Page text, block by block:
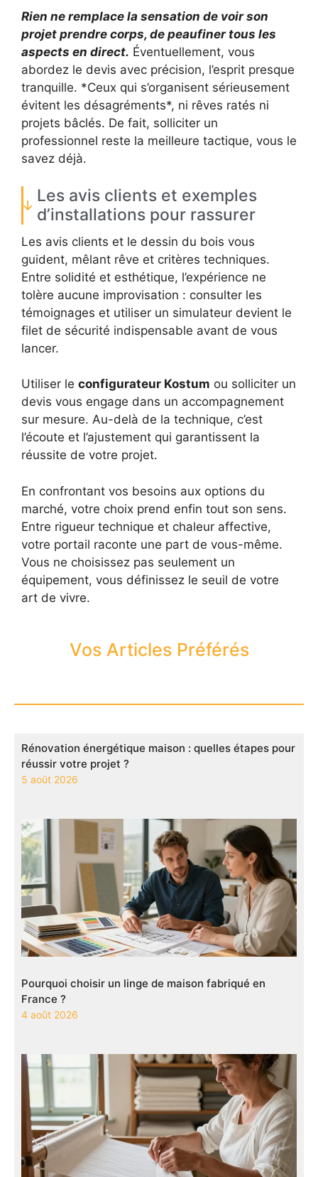
Rien ne remplace la sensation de voir son
projet prendre corps, de peaufiner tous les
aspects en direct. Éventuellement, vous
abordez le devis avec précision, l’esprit presque
tranquille. *Ceux qui s’organisent sérieusement
évitent les désagréments*, ni rêves ratés ni
projets bâclés. De fait, solliciter un
professionnel reste la meilleure tactique, vous le
savez déjà.
Les avis clients et exemples
d’installations pour rassurer
Les avis clients et le dessin du bois vous
guident, mêlant rêve et critères techniques.
Entre solidité et esthétique, l’expérience ne
tolère aucune improvisation : consulter les
témoignages et utiliser un simulateur devient le
filet de sécurité indispensable avant de vous
lancer.
Utiliser le configurateur Kostum ou solliciter un
devis vous engage dans un accompagnement
sur mesure. Au-delà de la technique, c’est
l’écoute et l’ajustement qui garantissent la
réussite de votre projet.
En confrontant vos besoins aux options du
marché, votre choix prend enfin tout son sens.
Entre rigueur technique et chaleur affective,
votre portail raconte une part de vous-même.
Vous ne choisissez pas seulement un
équipement, vous définissez le seuil de votre
art de vivre.
Vos Articles Préférés
Rénovation énergétique maison : quelles étapes pour
réussir votre projet ?
5 août 2026
Pourquoi choisir un linge de maison fabriqué en
France ?
4 août 2026